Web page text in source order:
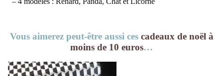
Vous aimerez peut-être aussi ces cadeaux de noël à
moins de 10 euros…